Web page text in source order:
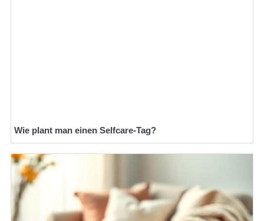
Wie plant man einen Selfcare-Tag?